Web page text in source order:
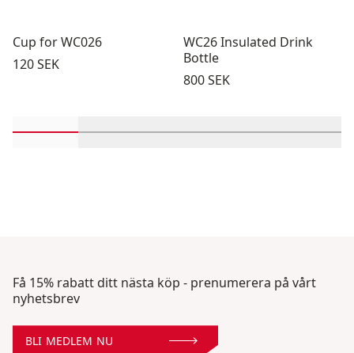
Cup for WC026
Pris:
120 SEK
WC26 Insulated Drink
Bottle
Pris:
800 SEK
Få 15% rabatt ditt nästa köp - prenumerera på vårt
nyhetsbrev
BLI MEDLEM NU